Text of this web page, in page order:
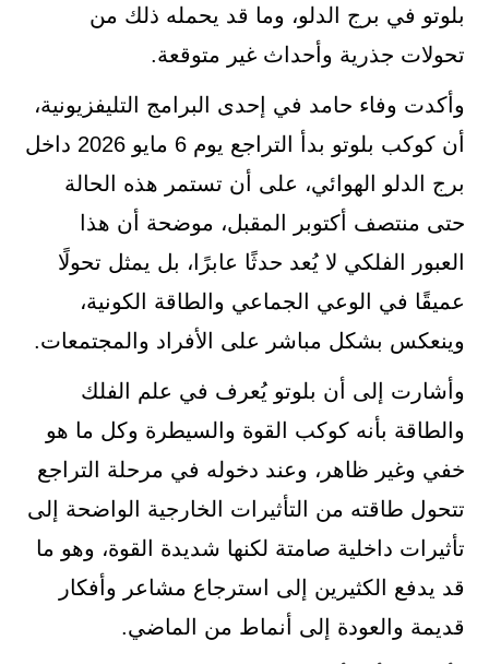
بلوتو في برج الدلو، وما قد يحمله ذلك من
تحولات جذرية وأحداث غير متوقعة.
وأكدت وفاء حامد في إحدى البرامج التليفزيونية،
أن كوكب بلوتو بدأ التراجع يوم 6 مايو 2026 داخل
برج الدلو الهوائي، على أن تستمر هذه الحالة
حتى منتصف أكتوبر المقبل، موضحة أن هذا
العبور الفلكي لا يُعد حدثًا عابرًا، بل يمثل تحولًا
عميقًا في الوعي الجماعي والطاقة الكونية،
وينعكس بشكل مباشر على الأفراد والمجتمعات.
وأشارت إلى أن بلوتو يُعرف في علم الفلك
والطاقة بأنه كوكب القوة والسيطرة وكل ما هو
خفي وغير ظاهر، وعند دخوله في مرحلة التراجع
تتحول طاقته من التأثيرات الخارجية الواضحة إلى
تأثيرات داخلية صامتة لكنها شديدة القوة، وهو ما
قد يدفع الكثيرين إلى استرجاع مشاعر وأفكار
قديمة والعودة إلى أنماط من الماضي.